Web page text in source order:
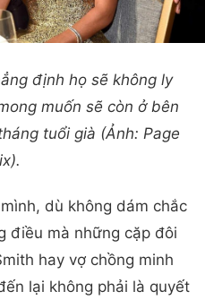
định họ sẽ không ly
muốn sẽ còn ở bên
tuổi già (Ảnh: Page
dù không dám chắc
điều mà những cặp đôi
hay vợ chồng minh
lại không phải là quyết